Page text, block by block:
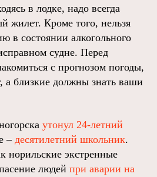
в лодке, надо всегда
жилет. Кроме того, нельзя
в состоянии алкогольного
судне. Перед
с прогнозом погоды,
а близкие должны знать ваши
утонул 24-летний
–десятилетний школьник.
норильские экстренные
людей при аварии на